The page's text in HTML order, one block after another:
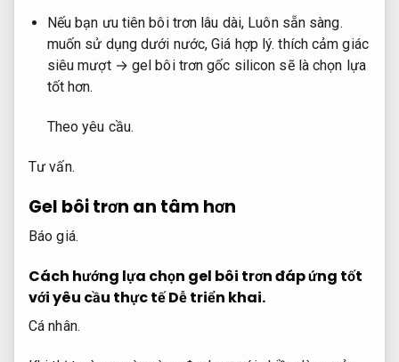
Nếu bạn ưu tiên bôi trơn lâu dài, Luôn sẵn sàng.
muốn sử dụng dưới nước,Giá hợp lý. thích cảm giác
siêu mượt → gel bôi trơn gốc silicon sẽ là chọn lựa
tốt hơn.
Theo yêu cầu.
Tư vấn.
Gel bôi trơn an tâm hơn
Báo giá.
Cách hướng lựa chọn gel bôi trơn đáp ứng tốt
với yêu cầu thực tếDễ triển khai.
Cá nhân.